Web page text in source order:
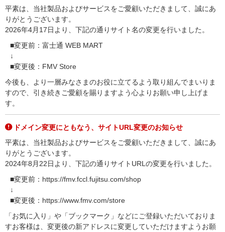
平素は、当社製品およびサービスをご愛顧いただきまして、誠にあ
りがとうございます。
2026年4月17日より、下記の通りサイト名の変更を行いました。
■変更前：富士通 WEB MART
↓
■変更後：FMV Store
今後も、より一層みなさまのお役に立てるよう取り組んでまいりま
すので、引き続きご愛顧を賜りますよう心よりお願い申し上げま
す。
ドメイン変更にともなう、サイトURL変更のお知らせ
平素は、当社製品およびサービスをご愛顧いただきまして、誠にあ
りがとうございます。
2024年8月22日より、下記の通りサイトURLの変更を行いました。
■変更前：https://fmv.fccl.fujitsu.com/shop
↓
■変更後：https://www.fmv.com/store
「お気に入り」や「ブックマーク」などにご登録いただいておりま
すお客様は、変更後の新アドレスに変更していただけますようお願